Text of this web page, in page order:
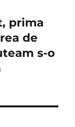
prima
de
s-o